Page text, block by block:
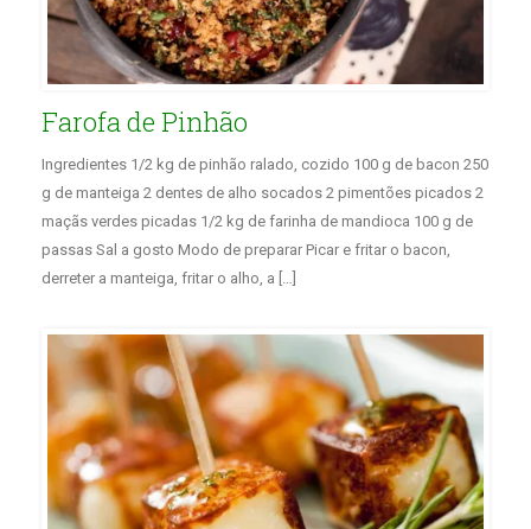
Farofa de Pinhão
Ingredientes 1/2 kg de pinhão ralado, cozido 100 g de bacon 250
g de manteiga 2 dentes de alho socados 2 pimentões picados 2
maçãs verdes picadas 1/2 kg de farinha de mandioca 100 g de
passas Sal a gosto Modo de preparar Picar e fritar o bacon,
derreter a manteiga, fritar o alho, a […]